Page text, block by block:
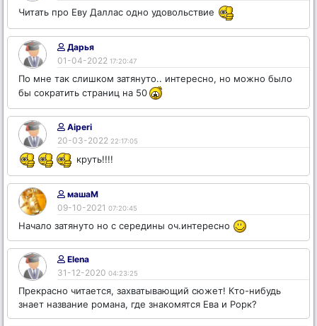
Читать про Еву Даллас одно удовольствие
Дарья
01-04-2022 17:20:47
По мне так слишком затянуто.. интересно, но можно было
бы сократить страниц на 50
Aiperi
20-03-2022 22:17:05
круть!!!!
машаМ
09-10-2021 07:20:45
Начало затянуто но с середины оч.интересно
Elena
31-12-2020 04:23:25
Прекрасно читается, захватывающий сюжет! Кто-нибудь
знает название романа, где знакомятся Ева и Рорк?